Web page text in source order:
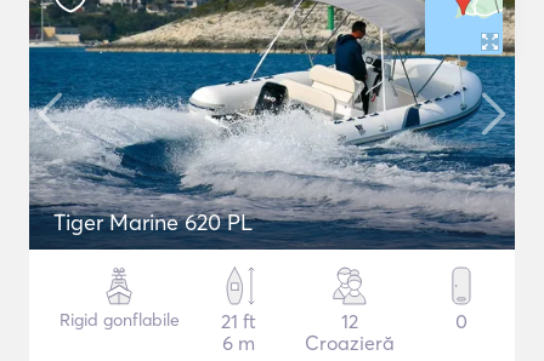
Tiger Marine 620 PL
Rigid gonflabile
21 ft
6 m
12
Croazieră
0